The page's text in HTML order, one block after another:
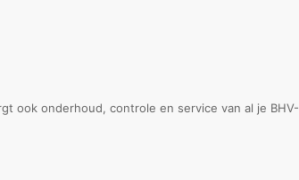
ook onderhoud, controle en service van al je